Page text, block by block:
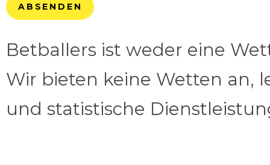
ABSENDEN
Betballers ist weder eine
Wir bieten keine Wetten an,
und statistische